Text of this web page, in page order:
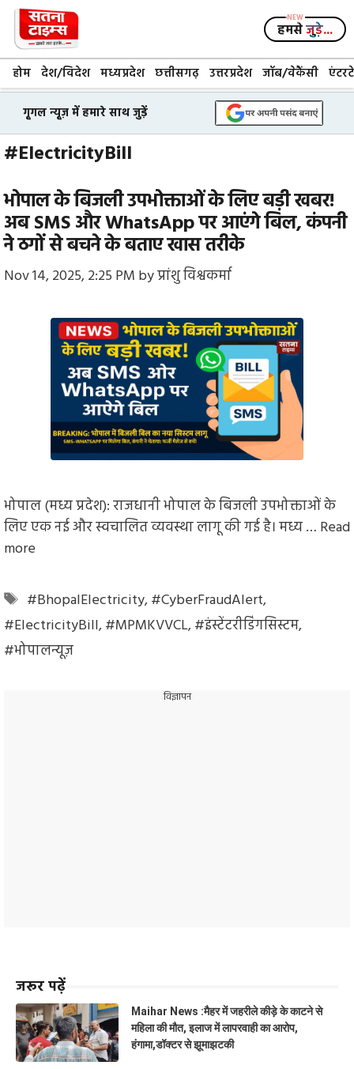
Skip
content
हमसेजुड़े...
होम देश/विदेश मध्यप्रदेश छत्तीसगढ़ उत्तरप्रदेश जॉब/वेकैंसी
गूगल न्यूज़ में हमारे साथ जुड़ें
#ElectricityBill
भोपाल के बिजली उपभोक्ताओं के लिए बड़ी खबर!
अब SMS और WhatsApp पर आएंगे बिल, कंपनी
ने ठगों से बचने के बताए खास तरीके
Nov 14, 2025, 2:25 PM byप्रांशु विश्वकर्मा
भोपाल (मध्य प्रदेश): राजधानी भोपाल के बिजली उपभोक्ताओं के
लिए एक नई और स्वचालित व्यवस्था लागू की गई है। मध्य … Read
more
Tags
#BhopalElectricity,#CyberFraudAlert,
#ElectricityBill,#MPMKVVCL,#इंस्टेंटरीडिंगसिस्टम,
#भोपालन्यूज़
विज्ञापन
जरूर पढ़ें
Maihar News :मैहर में जहरीले कीड़े के काटने से
महिला की मौत, इलाज में लापरवाही का आरोप,
हंगामा,डॉक्टर से झूमाझटकी